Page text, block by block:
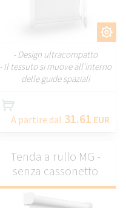
- Design ultracompatto
- Il tessuto si muove all'interno
delle guide spaziali
A partire dal 31.61 EUR
Tenda a rullo MG -
senza cassonetto